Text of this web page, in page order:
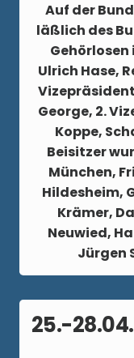
Auf der
läßlich des
Gehörlosen
Ulrich Hase,
George, 2.
Koppe,
Beisitzer
München,
Hildesheim,
Krämer,
Neuwied,
Jürgen
25.-